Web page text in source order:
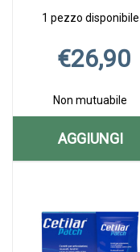
1 pezzo disponibile
€26,90
Non mutuabile
AGGIUNGI